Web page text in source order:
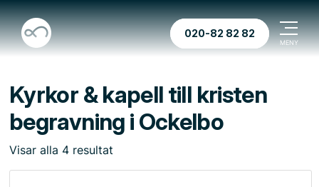
020-82 82 82
Kyrkor & kapell till kristen
begravning i Ockelbo
Visar alla 4 resultat